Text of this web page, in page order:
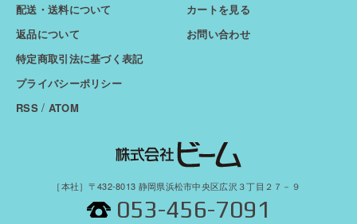
配送・送料について
返品について
特定商取引法に基づく表記
プライバシーポリシー
RSS/ ATOM
カートを見る
お問い合わせ
［本社］〒432-8013 静岡県浜松市中央区広沢３丁目２７－９
053-456-7091